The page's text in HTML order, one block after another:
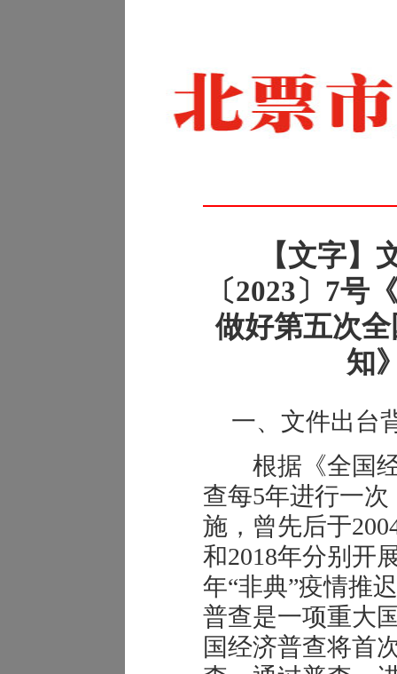
【文字】
〔2023〕7号
做好第五次
知
一、文件出台
根据《全国经
查每5年进行一
施，曾先后于
和2018年分别开
年“非典”疫情推
普查是一项重大
国经济普查将首